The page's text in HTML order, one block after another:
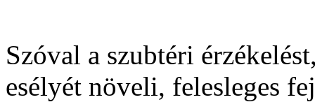
Szóval a szubtéri
esélyét növeli, felesleges